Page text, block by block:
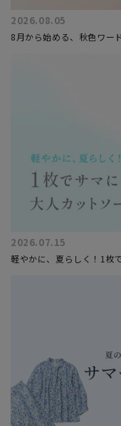
2026.08.05
8月から始める、秋色ワー
2026.07.15
軽やかに、夏らしく！1枚